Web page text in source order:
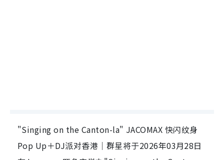
"Singing on the Canton-la" JACOMAX 快闪纹身
Pop Up＋DJ派对香港｜群星将于2026年03月28日